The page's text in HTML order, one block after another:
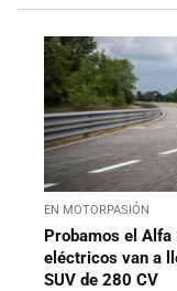
EN MOTORPASIÓN
Probamos el
eléctricos van a
SUV de 280 CV